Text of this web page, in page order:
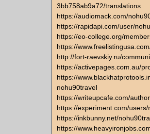
3bb758ab9a72/translations
https://audiomack.com/
https://rapidapi.com/user/
https://eo-college.org/
https://
http://fort-raevskiy.ru/
https://activepages.com.au/
https://
nohu90travel
https://writeupcafe.com/
https://experiment.com/
https://inkbunny.net/
https://